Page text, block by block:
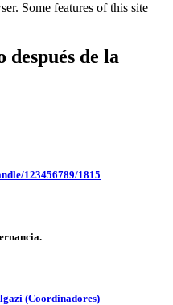
Some features of this site
de la
123456789/1815
(Coordinadores)